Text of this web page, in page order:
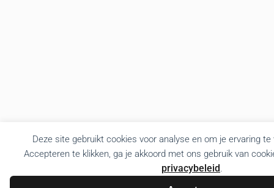
Deze site gebruikt cookies voor analyse en om je ervaring
Accepteren te klikken, ga je akkoord met ons gebruik van
privacybeleid.